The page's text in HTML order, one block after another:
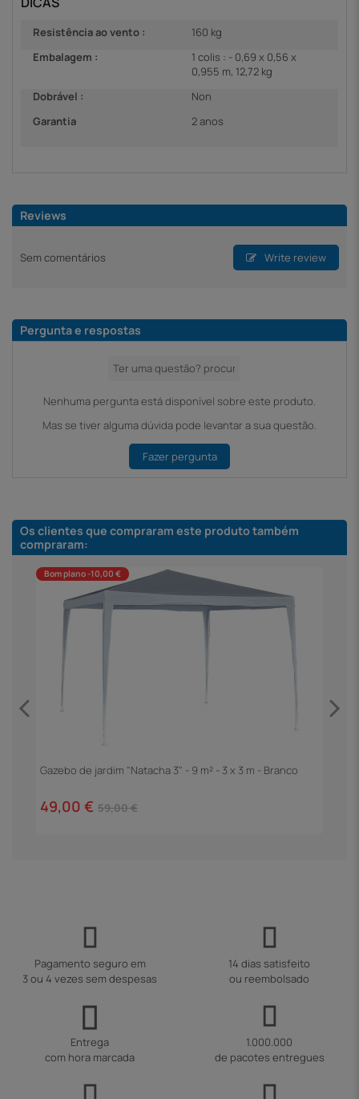
Resistência ao vento :
160 kg
Embalagem :
1 colis : - 0,69 x 0,56 x
0,955 m, 12,72 kg
Dobrável :
Non
Garantia
2 anos
Reviews
Sem comentários Write review
Pergunta e respostas
Nenhuma pergunta está disponível sobre este produto.
Mas se tiver alguma dúvida pode levantar a sua questão.
Fazer pergunta
Os clientes que compraram este produto também
compraram:
Bom plano -10,00 €
Gazebo de jardim "Natacha 3" - 9 m² - 3 x 3 m - Branco
49,00 € 59,00 €
Pagamento seguro em
3 ou 4 vezes sem despesas
14 dias satisfeito
ou reembolsado
Entrega
com hora marcada
1.000.000
de pacotes entregues